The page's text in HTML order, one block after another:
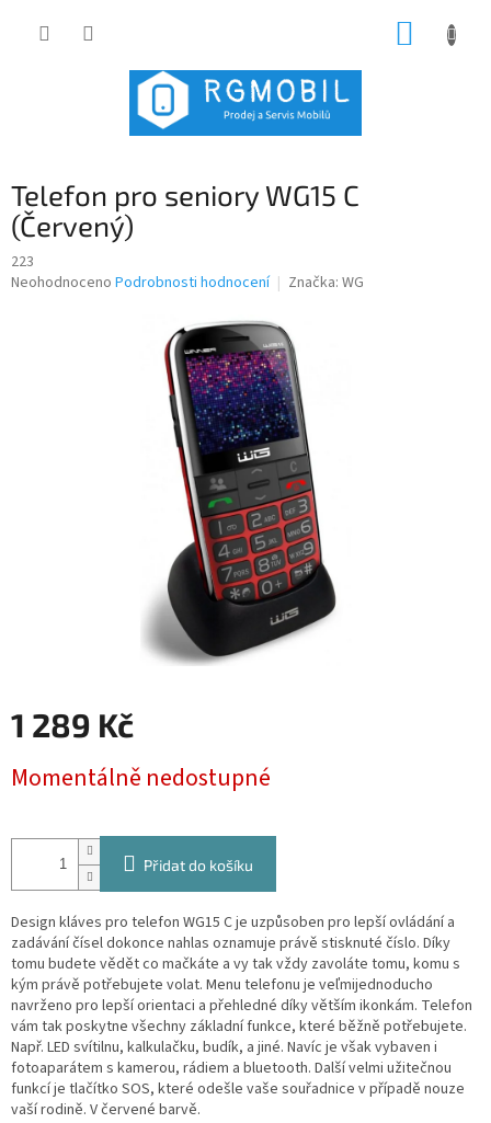
Telefon pro seniory WG15 C
(Červený)
223
Průměrné
Neohodnoceno Podrobnosti hodnocení Značka: WG
1 289 Kč
cena:
Momentálně nedostupné
Přidat do košíku
Design kláves pro telefon WG15 C je uzpůsoben pro lepší ovládání a
zadávání čísel dokonce nahlas oznamuje právě stisknuté číslo. Díky
tomu budete vědět co mačkáte a vy tak vždy zavoláte tomu, komu s
kým právě potřebujete volat. Menu telefonu je veľmijednoducho
navrženo pro lepší orientaci a přehledné díky větším ikonkám. Telefon
vám tak poskytne všechny základní funkce, které běžně potřebujete.
Např. LED svítilnu, kalkulačku, budík, a jiné. Navíc je však vybaven i
fotoaparátem s kamerou, rádiem a bluetooth. Další velmi užitečnou
funkcí je tlačítko SOS, které odešle vaše souřadnice v případě nouze
vaší rodině. V červené barvě.